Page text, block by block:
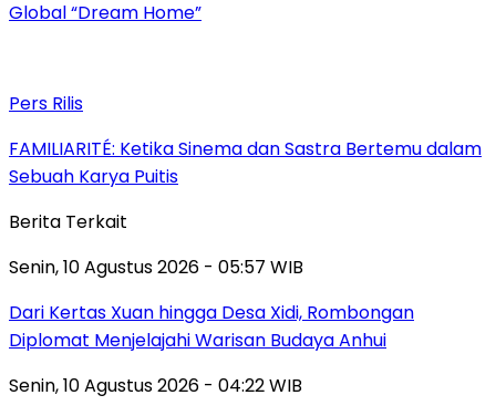
Global “Dream Home”
Pers Rilis
FAMILIARITÉ: Ketika Sinema dan Sastra Bertemu dalam
Sebuah Karya Puitis
Berita Terkait
Senin, 10 Agustus 2026 - 05:57 WIB
Dari Kertas Xuan hingga Desa Xidi, Rombongan
Diplomat Menjelajahi Warisan Budaya Anhui
Senin, 10 Agustus 2026 - 04:22 WIB